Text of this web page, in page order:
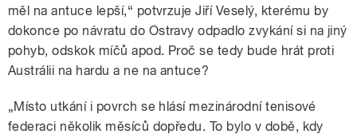
měl na antuce lepší,“ potvrzuje Jiří Veselý, kterému by
dokonce po návratu do Ostravy odpadlo zvykání si na jiný
pohyb, odskok míčů apod. Proč se tedy bude hrát proti
Austrálii na hardu a ne na antuce?
„Místo utkání i povrch se hlásí mezinárodní tenisové
federaci několik měsíců dopředu. To bylo v době, kdy